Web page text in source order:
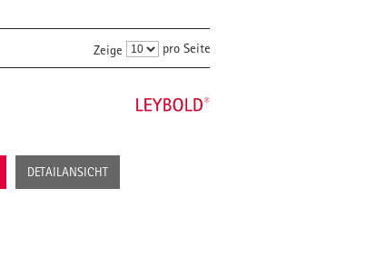
Zeige pro Seite
DETAILANSICHT